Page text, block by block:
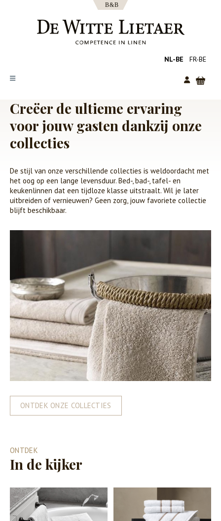
NL-BE FR-BE
SHOP
COLLECTIES
OVER ONS
NIEUWS
TIPS
FAQ
Creëer de ultieme ervaring
voor jouw gasten dankzij onze
collecties
De stijl van onze verschillende collecties is weldoordacht met
het oog op een lange levensduur. Bed-, bad-, tafel- en
keukenlinnen dat een tijdloze klasse uitstraalt. Wil je later
uitbreiden of vernieuwen? Geen zorg, jouw favoriete collectie
blijft beschikbaar.
ONTDEK ONZE COLLECTIES
ONTDEK
In de kijker